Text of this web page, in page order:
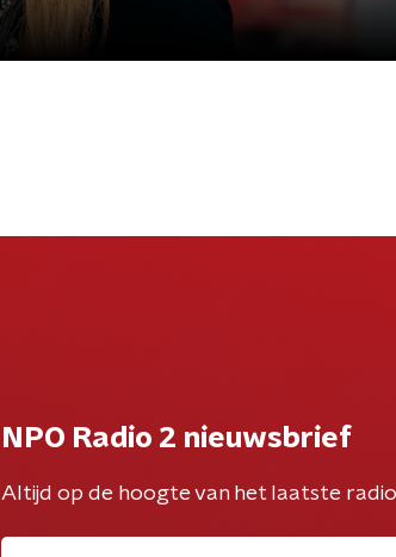
NPO Radio 2 nieuwsbrief
Altijd op de hoogte van het laatste radio